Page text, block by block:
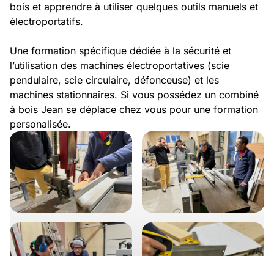
bois et apprendre à utiliser quelques outils manuels et
électroportatifs.
Une formation spécifique dédiée à la sécurité et
l’utilisation des machines électroportatives (scie
pendulaire, scie circulaire, défonceuse) et les
machines stationnaires. Si vous possédez un combiné
à bois Jean se déplace chez vous pour une formation
personalisée.